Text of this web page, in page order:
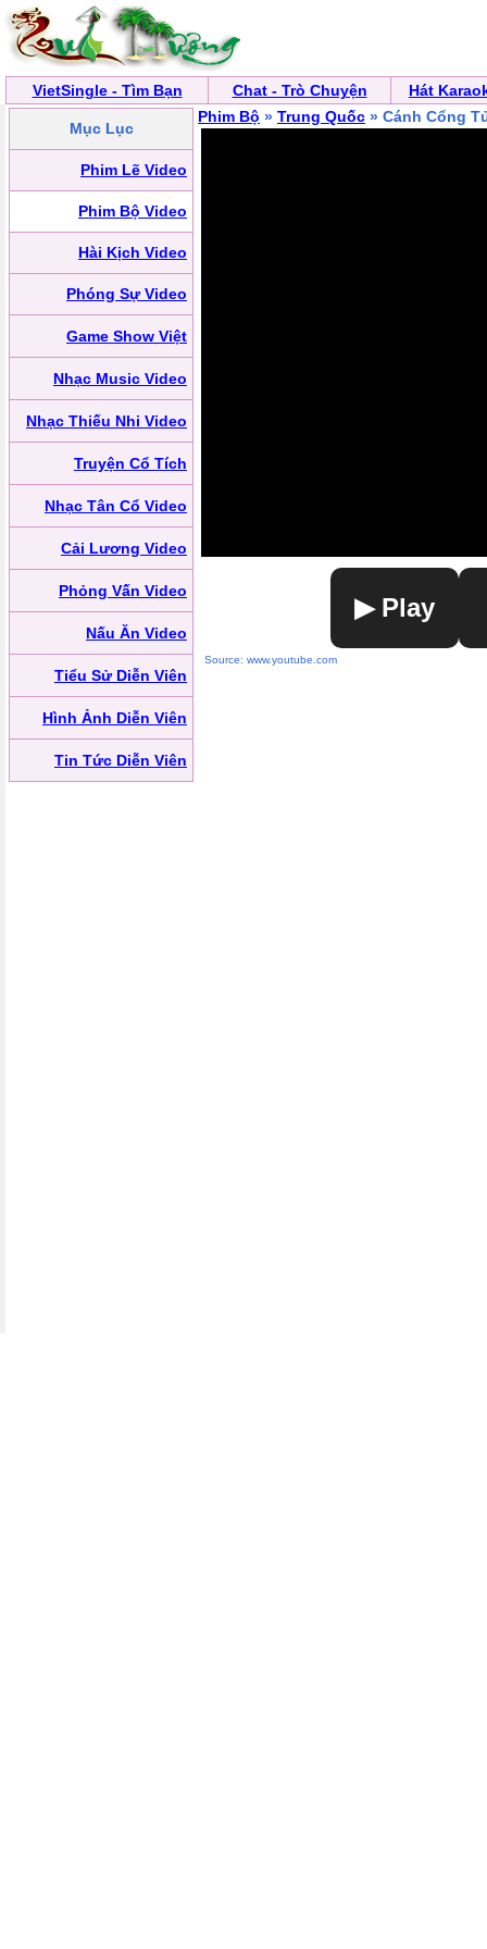
VietSingle - Tìm Bạn Chat - Trò Chuyện Hát
Mục Lục
Phim Lẽ Video
Phim Bộ Video
Hài Kịch Video
Phóng Sự Video
Game Show Việt
Nhạc Music Video
Nhạc Thiếu Nhi Video
Truyện Cổ Tích
Nhạc Tân Cổ Video
Cải Lương Video
Phỏng Vấn Video
Nấu Ăn Video
Tiểu Sử Diễn Viên
Hình Ảnh Diễn Viên
Tin Tức Diễn Viên
Phim Bộ » Trung Quốc » Cánh Cổng
▶ Play
Source: www.youtube.com